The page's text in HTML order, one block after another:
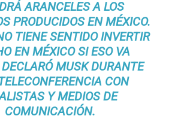
Bajo Investigación Tras Reporte De Posible
Crece En Camellones De La Principal Avenida
E Inundaciones No Detienen El Transporte Público
Blancas Reúne A Especialistas Para Analizar La
Aparato Auditivo A Don Juan Ramírez En Puerto
Carlos Castro Realiza Asamblea Informativa En La
Huracán En Formación Podría Generar Oleaje Elevado En
A Puerto Vallarta Este Verano Puede Costar Hasta
Buscan Reducir Riesgos Por Cocodrilos En Playas De
ARANCELES A LOS
PRODUCIDOS EN MÉXICO.
TIENE SENTIDO INVERTIR
EN MÉXICO SI ESO VA
DECLARÓ MUSK DURANTE
CON
Y MEDIOS DE
COMUNICACIÓN.